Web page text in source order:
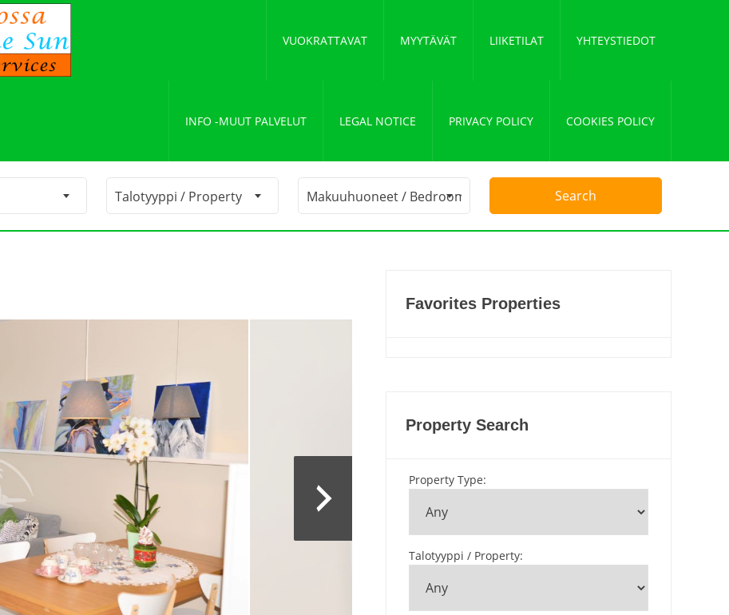
VUOKRATTAVAT MYYTÄVÄT LIIKETILAT YHTEYSTIEDOT
INFO -MUUT PALVELUT LEGAL NOTICE PRIVACY POLICY COOKIES POLICY
Favorites Properties
Property Search
Property Type:
Talotyyppi / Property: